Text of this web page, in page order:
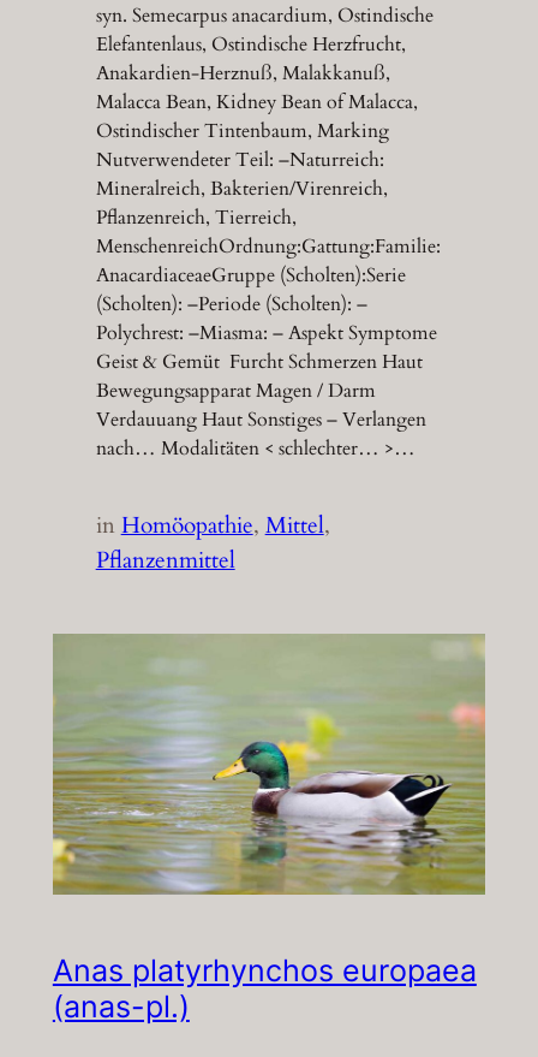
syn. Semecarpus anacardium, Ostindische
Elefantenlaus, Ostindische Herzfrucht,
Anakardien-Herznuß, Malakkanuß,
Malacca Bean, Kidney Bean of Malacca,
Ostindischer Tintenbaum, Marking
Nutverwendeter Teil: –Naturreich:
Mineralreich, Bakterien/Virenreich,
Pflanzenreich, Tierreich,
MenschenreichOrdnung:Gattung:Familie:
AnacardiaceaeGruppe (Scholten):Serie
(Scholten): –Periode (Scholten): –
Polychrest: –Miasma: – Aspekt Symptome
Geist & Gemüt Furcht Schmerzen Haut
Bewegungsapparat Magen / Darm
Verdauuang Haut Sonstiges – Verlangen
nach… Modalitäten < schlechter… >…
inHomöopathie, Mittel
Pflanzenmittel
Anas platyrhynchos europaea
(anas-pl.)